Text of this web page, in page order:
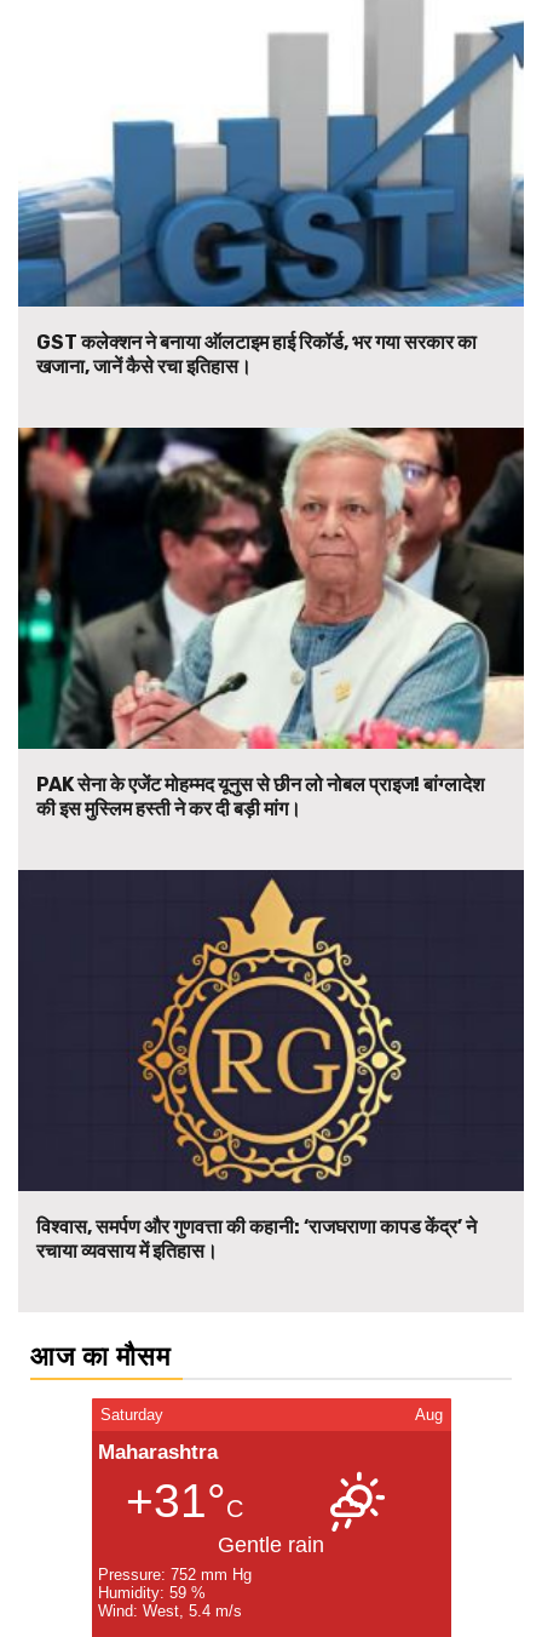
GST कलेक्शन ने बनाया ऑलटाइम हाई रिकॉर्ड, भर गया सरकार का
खजाना, जानें कैसे रचा इतिहास।
PAK सेना के एजेंट मोहम्मद यूनुस से छीन लो नोबल प्राइज! बांग्लादेश
की इस मुस्लिम हस्ती ने कर दी बड़ी मांग।
विश्वास, समर्पण और गुणवत्ता की कहानी: ‘राजघराणा कापड केंद्र’ ने
रचाया व्यवसाय में इतिहास।
आज का मौसम
Saturday Aug
Maharashtra
+31°C
Gentle rain
Pressure: 752 mm Hg
Humidity: 59 %
Wind: West, 5.4 m/s